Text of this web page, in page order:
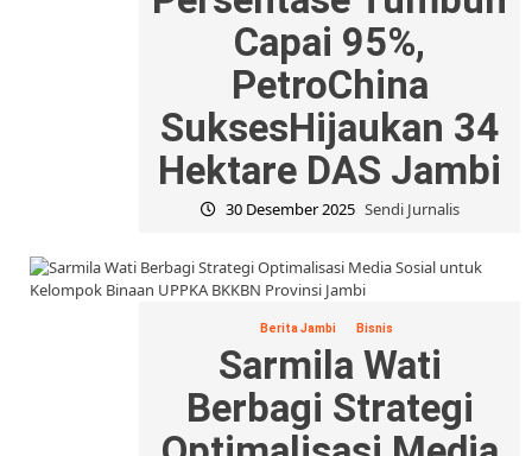
Capai 95%,
PetroChina
SuksesHijaukan 34
Hektare DAS Jambi
30 Desember 2025 Sendi Jurnalis
Berita Jambi Bisnis
Sarmila Wati
Berbagi Strategi